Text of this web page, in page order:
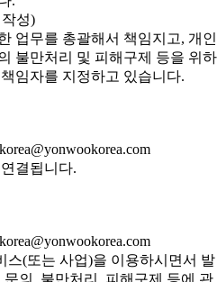
성)
업무를 총괄해서 책임지고, 개인
불만처리 및 피해구제 등을 위하
임자를 지정하고 있습니다.
결됩니다.
스(또는 사업)을 이용하시면서 발
의, 불만처리, 피해구제 등에 관